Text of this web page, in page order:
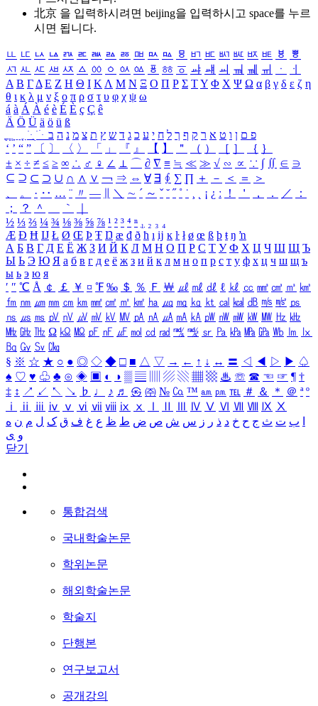
北京 을 입력하시려면 beijing을 입력하시고 space를 누르
시면 됩니다.
ㅥ ㅦ ㅧ ㅨ ㅩ ㅪ ㅫ ㅬ ㅭ ㅮ ㅯ ㅰ ㅱ ㅲ ㅳ ㅴ ㅵ ㅶ ㅷ ㅸ
ㅹ
ㅺ ㅻ ㅼ ㅽ ㅾ ㅿ ㆀ ㆁ ㆂ ㆃ ㆄ ㆅ ㆆ ㆇ ㆈ ㆉ ㆊ ㆋ ㆌ ㆍ
ㆎ
Α Β ΓΔ Ε Ζ Η Θ Ι ΚΛ Μ Ν Ξ Ο Π Ρ Σ ΤΥ Φ Χ Ψ Ω α β γ δ ε ζ η
θ ι κ λ μ ν ξ ο π ρ σ τ υ φ χ ψ ω
á à Á À é è É È ç Ç ê
Ä Ö Ü ä ö ü ß
ִֶֹ ֻּ ׁׂ פ ם ן ו ט א ר ק ף ך ל ח י ע כ ג ד ש ץ ת צ מ נ ה ב
‘ ’ “ ” 〔 〕 〈 〉 「 」 『 』 【 】 ＂ （ ） ［ ］ ｛ ｝
± × ÷ ≠ ≤ ≥ ∞ ∴ ♂ ♀ ∠ ⊥ ⌒ ∂ ∇ ≡ ≒ ≪ ≫ √ ∽ ∝ ∵ ∫ ∬ ∈ ∋
⊆ ⊇ ⊂ ⊃ ∪ ∩ ∧ ∨ ￢ ⇒ ⇔ ∀ ∃ ∮ ∑ ∏ ＋ － ＜ ＝
＞
、
。 · ‥ … ¨ 〃 ― ＼ ∼ ´ ～ ˇ ˘ ˝ ˚ ˙ ¸ ¡ ¿ ː ！ ＇ ， ． ／
：
；
？ ＾ ｀
½ ⅓ ⅔ ¼ ¾ ⅛ ⅜ ⅝ ⅞ ¹ ² ³ ⁴ ⁿ ₁ ₂ ₃ ₄
Æ Ð Ħ Ĳ Ł Ø Œ Þ Ŧ Ŋ æ đ ð ħ ı ĳ ĸ ŀ ł ø œ ß þ ŧ ŋ ŉ
А Б В Г Д Е Ё Ж З И Й К Л М Н О П Р С Т У Ф Х Ц Ч Ш Щ Ъ
Ы Ь Э Ю Я а б в г д е ё ж з и й к л м н о п р с т у ф х ц ч ш щ ъ
ы ь э ю я
′ ″ ℃ Å ￠ ￡ ￥ ¤ ℉ ‰ ＄ ％ Ｆ ￦ ㎕ ㎖ ㎗ ℓ ㎘ ㏄ ㎣ ㎤ ㎥ ㎦
㎙ ㎚ ㎛ ㎜ ㎝ ㎞ ㎟ ㎠ ㎡ ㎢ ㏊ ㎍ ㎎ ㎏ ㏏ ㎈ ㎉ ㏈ ㎧ ㎨ ㎰
㎱ ㎲ ㎳ ㎴ ㎵ ㎶ ㎷ ㎸ ㎹ ㎀ ㎁ ㎂ ㎃ ㎄ ㎺ ㎻ ㎽ ㎾ ㎿ ㎐ ㎑
㎒ ㎓ ㎔ Ω ㏀ ㏁ ㎊ ㎋ ㎌ ㏖ ㏅ ㎭ ㎮ ㎯ ㏛ ㎩ ㎪ ㎫ ㎬ ㏝ ㏐
㏓
㏃ ㏉ ㏜ ㏆
§ ※ ☆ ★ ○ ● ◎ ◇ ◆ □ ■ △ ▽ → ← ↑ ↓ ↔ 〓 ◁ ◀ ▷ ▶ ♤
♠ ♡ ♥ ♧ ♣ ⊙ ◈ ▣ ◐ ◑ ▒ ▤ ▨ ▧ ▦ ▩ ♨ ☏ ☎ ☜ ☞ ¶ †
‡ ↕ ↗ ↙ ↖ ↘ ♭ ♩ ♪ ♬ ㉿ ㈜ № ㏇ ™ ㏂ ㏘ ℡ ＃ ＆ ＊ ＠ ª º
ⅰ
ⅱ ⅲ ⅳ ⅴ ⅵ ⅶ ⅷ ⅸ ⅹ Ⅳ Ⅴ Ⅵ Ⅶ Ⅷ Ⅸ Ⅹ
ب ت ث ج ح خ د ذ ر ز س ش ص ض ط ظ ع غ ف ق ک ل م ن ه
و ی
닫기
통합검색
국내학술논문
학위논문
해외학술논문
학술지
단행본
연구보고서
공개강의